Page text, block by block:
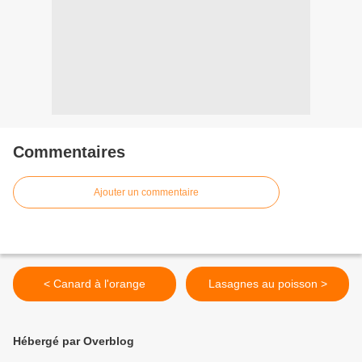
Commentaires
Ajouter un commentaire
< Canard à l'orange Lasagnes au poisson >
Hébergé par Overblog